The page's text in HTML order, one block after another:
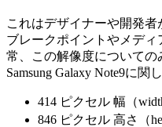
これはデザイナーや開発者
ブレークポイントやメデ
常、この解像度についての
Samsung Galaxy Note9に関
414 ピクセル 幅（
846 ピクセル 高さ（